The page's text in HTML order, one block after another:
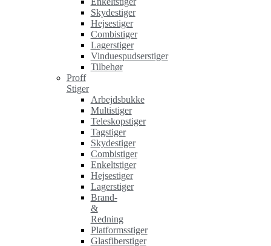
Skydestiger
Hejsestiger
Combistiger
Lagerstiger
Vinduespudserstiger
Tilbehør
Proff
Stiger
Arbejdsbukke
Multistiger
Teleskopstiger
Tagstiger
Skydestiger
Combistiger
Enkeltstiger
Hejsestiger
Lagerstiger
Brand-
&
Redning
Platformsstiger
Glasfiberstiger